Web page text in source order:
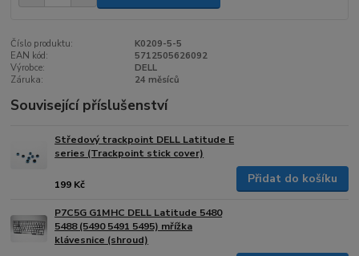
Číslo produktu:
K0209-5-5
EAN kód:
5712505626092
Výrobce:
DELL
Záruka:
24 měsíců
Související příslušenství
Středový trackpoint DELL Latitude E
series (Trackpoint stick cover)
199 Kč Přidat do košíku
P7C5G G1MHC DELL Latitude 5480
5488 (5490 5491 5495) mřížka
klávesnice (shroud)